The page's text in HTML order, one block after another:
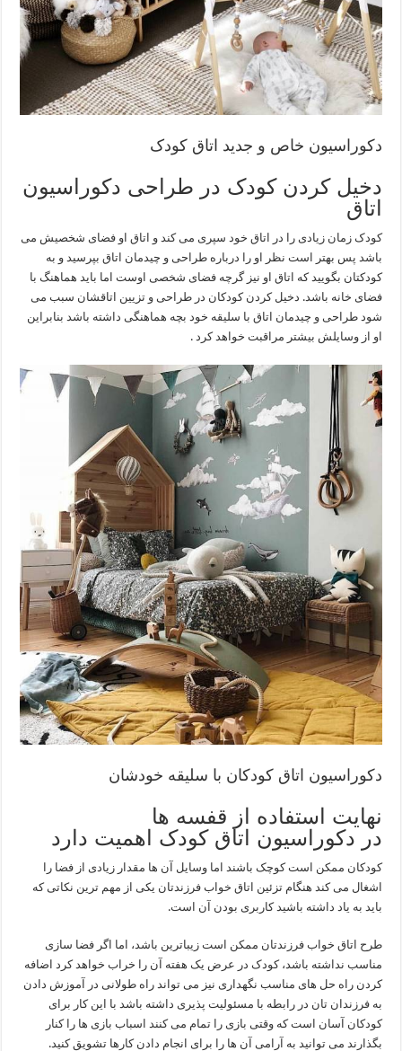
دکوراسیون خاص و جدید اتاق کودک
دخیل کردن کودک در طراحی دکوراسیون
اتاق
کودک زمان زیادی را در اتاق خود سپری می کند و اتاق او فضای شخصیش می
باشد پس بهتر است نظر او را درباره طراحی و چیدمان اتاق بپرسید و به
کودکتان بگویید که اتاق او نیز گرچه فضای شخصی اوست اما باید هماهنگ با
فضای خانه باشد. دخیل کردن کودکان در طراحی و تزیین اتاقشان سبب می
شود طراحی و چیدمان اتاق با سلیقه خود بچه هماهنگی داشته باشد بنابراین
او از وسایلش بیشتر مراقبت خواهد کرد .
دکوراسیون اتاق کودکان با سلیقه خودشان
نهایت استفاده از قفسه ها
در دکوراسیون اتاق کودک اهمیت دارد
کودکان ممکن است کوچک باشند اما وسایل آن ها مقدار زیادی از فضا را
اشغال می کند هنگام تزئین اتاق خواب فرزندتان یکی از مهم ترین نکاتی که
باید به یاد داشته باشید کاربری بودن آن است.
طرح اتاق خواب فرزندتان ممکن است زیباترین باشد، اما اگر فضا سازی
مناسب نداشته باشد، کودک در عرض یک هفته آن را خراب خواهد کرد اضافه
کردن راه حل های مناسب نگهداری نیز می تواند راه طولانی در آموزش دادن
به فرزندان تان در رابطه با مسئولیت پذیری داشته باشد با این کار برای
کودکان آسان است که وقتی بازی را تمام می کنند اسباب بازی ها را کنار
بگذارند می توانید به آرامی آن ها را برای انجام دادن کارها تشویق کنید.